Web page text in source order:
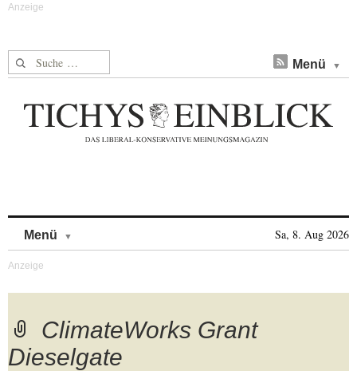
Suche nach: Menü
Menü Sa, 8. Aug 2026
ClimateWorks Grant
Dieselgate